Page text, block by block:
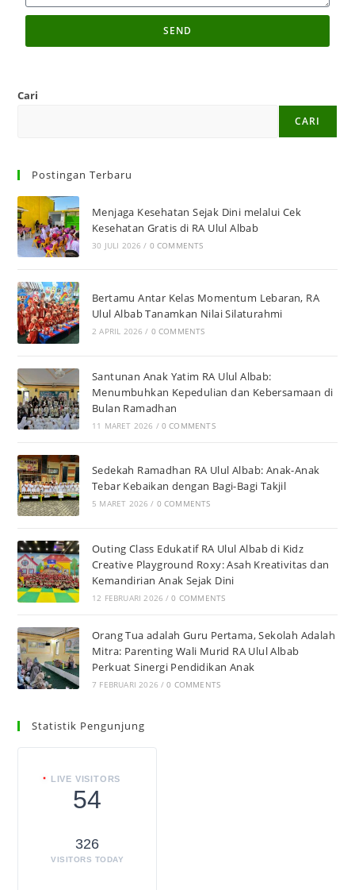
SEND
Cari
CARI
Postingan Terbaru
Menjaga Kesehatan Sejak Dini melalui Cek
Kesehatan Gratis di RA Ulul Albab
30 JULI 2026 / 0 COMMENTS
Bertamu Antar Kelas Momentum Lebaran, RA
Ulul Albab Tanamkan Nilai Silaturahmi
2 APRIL 2026 / 0 COMMENTS
Santunan Anak Yatim RA Ulul Albab:
Menumbuhkan Kepedulian dan Kebersamaan di
Bulan Ramadhan
11 MARET 2026 / 0 COMMENTS
Sedekah Ramadhan RA Ulul Albab: Anak-Anak
Tebar Kebaikan dengan Bagi-Bagi Takjil
5 MARET 2026 / 0 COMMENTS
Outing Class Edukatif RA Ulul Albab di Kidz
Creative Playground Roxy: Asah Kreativitas dan
Kemandirian Anak Sejak Dini
12 FEBRUARI 2026 / 0 COMMENTS
Orang Tua adalah Guru Pertama, Sekolah Adalah
Mitra: Parenting Wali Murid RA Ulul Albab
Perkuat Sinergi Pendidikan Anak
7 FEBRUARI 2026 / 0 COMMENTS
Statistik Pengunjung
LIVE VISITORS
54
326
VISITORS TODAY